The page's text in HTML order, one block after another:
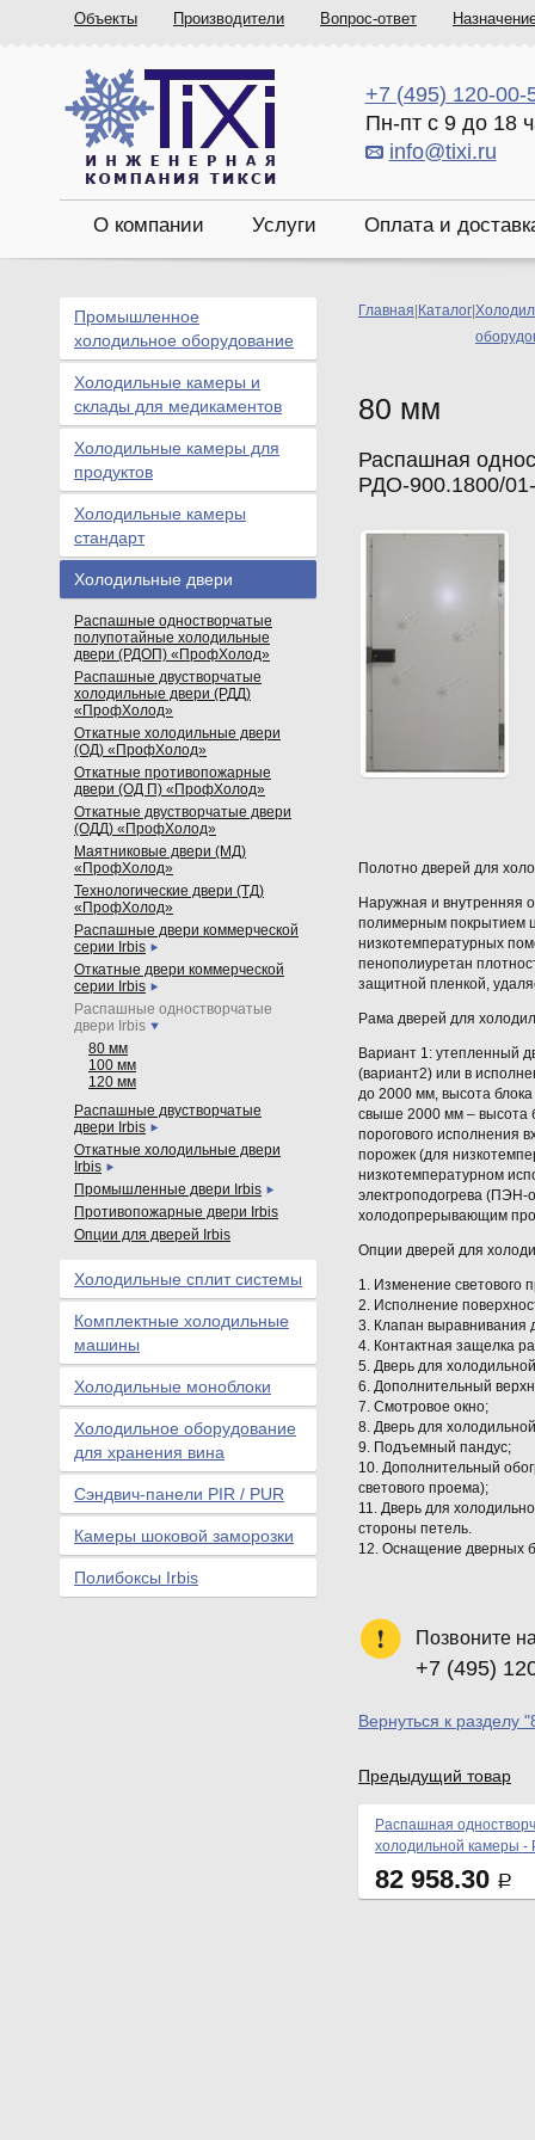
Объекты Производители Вопрос-ответ
+7 (495) 120-00-
Пн-пт с 9 до 18
info@tixi.ru
О компании Услуги Оплата и
Главная Каталог
80 мм
Распашная
РДО-900.1800/
Полотно дверей для
Наружная и внутренняя
полимерным покрытием
низкотемпературных
пенополиуретан
защитной пленкой,
Рама дверей для
Вариант 1: утепленный
(вариант2) или в
до 2000 мм, высота
свыше 2000 мм – высота
порогового исполнения
порожек (для
низкотемпературном
электроподогрева (ПЭН-
холодопрерывающим
Опции дверей для
1. Изменение светового
2. Исполнение
3. Клапан выравнивания
4. Контактная защелка
5. Дверь для
6. Дополнительный
7. Смотровое окно;
8. Дверь для
9. Подъемный пандус;
10. Дополнительный
светового проема);
11. Дверь для
стороны петель.
12. Оснащение дверных
Позвоните
+7 (495)
Вернуться к разделу
Предыдущий товар
Распашная
холодильной камеры
82 958.30 Р
Промышленное
холодильное оборудование
Холодильные камеры и
склады для медикаментов
Холодильные камеры для
продуктов
Холодильные камеры
стандарт
Холодильные двери
Распашные одностворчатые
полупотайные холодильные
двери (РДОП) «ПрофХолод»
Распашные двустворчатые
холодильные двери (РДД)
«ПрофХолод»
Откатные холодильные двери
(ОД) «ПрофХолод»
Откатные противопожарные
двери (ОД П) «ПрофХолод»
Откатные двустворчатые двери
(ОДД) «ПрофХолод»
Маятниковые двери (МД)
«ПрофХолод»
Технологические двери (ТД)
«ПрофХолод»
Распашные двери коммерческой
серии Irbis
Откатные двери коммерческой
серии Irbis
Распашные одностворчатые
двери Irbis
80 мм
100 мм
120 мм
Распашные двустворчатые
двери Irbis
Откатные холодильные двери
Irbis
Промышленные двери Irbis
Противопожарные двери Irbis
Опции для дверей Irbis
Холодильные сплит системы
Комплектные холодильные
машины
Холодильные моноблоки
Холодильное оборудование
для хранения вина
Сэндвич-панели PIR / PUR
Камеры шоковой заморозки
Полибоксы Irbis